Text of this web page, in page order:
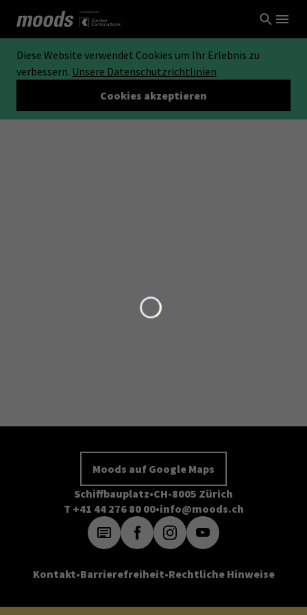
Diese Website verwendet Cookies um Ihr Erlebnis zu
verbessern. Unsere Datenschutzrichtlinien
Cookies akzeptieren
Moods auf Google Maps
Schiffbauplatz CH-8005 Zürich
T +41 44 276 80 00 info@moods.ch
Kontakt Barrierefreiheit Rechtliche Hinweise